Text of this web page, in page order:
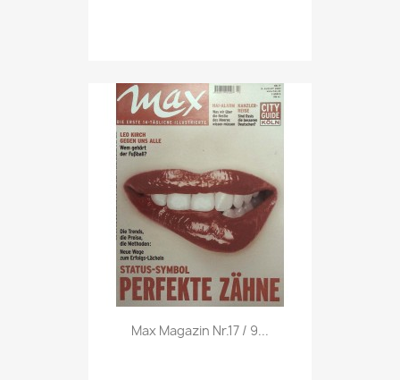
Vorschau
Max Magazin Nr.17 / 9...